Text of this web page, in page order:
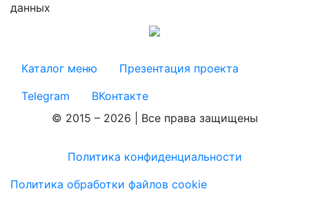
данных
Каталог меню
Презентация проекта
Telegram
ВКонтакте
© 2015 – 2026 | Все права защищены
Политика конфиденциальности
Политика обработки файлов cookie